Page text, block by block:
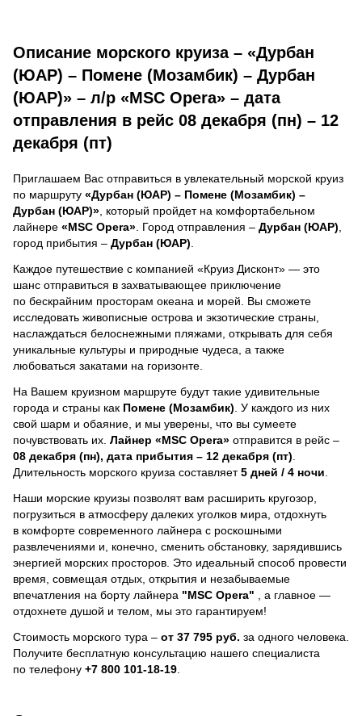
Описание морского круиза – «Дурбан
(ЮАР) – Помене (Мозамбик) – Дурбан
(ЮАР)» – л/р «MSC Opera» – дата
отправления в рейс 08 декабря (пн) – 12
декабря (пт)
Приглашаем Вас отправиться в увлекательный морской круиз
по маршруту «Дурбан (ЮАР) – Помене (Мозамбик) –
Дурбан (ЮАР)» , который пройдет на комфортабельном
лайнере «MSC Opera» . Город отправления – Дурбан (ЮАР)
город прибытия – Дурбан (ЮАР)
Каждое путешествие с компанией «Круиз Дисконт» — это
шанс отправиться в захватывающее приключение
по бескрайним просторам океана и морей. Вы сможете
исследовать живописные острова и экзотические страны,
наслаждаться белоснежными пляжами, открывать для себя
уникальные культуры и природные чудеса, а также
любоваться закатами на горизонте.
На Вашем круизном маршруте будут такие удивительные
города и страны как Помене (Мозамбик) . У каждого из них
свой шарм и обаяние, и мы уверены, что вы сумеете
почувствовать их. Лайнер «MSC Opera» отправится в рейс –
08 декабря (пн), дата прибытия – 12 декабря (пт)
Длительность морского круиза составляет5 дней / 4 ночи
Наши морские круизы позволят вам расширить кругозор,
погрузиться в атмосферу далеких уголков мира, отдохнуть
в комфорте современного лайнера с роскошными
развлечениями и, конечно, сменить обстановку, зарядившись
энергией морских просторов. Это идеальный способ провести
время, совмещая отдых, открытия и незабываемые
впечатления на борту лайнера "MSC Opera"
, a главное —
отдохнете душой и телом, мы это гарантируем!
Стоимость морского тура – от 37 795 руб. за одного человека.
Получите бесплатную консультацию нашего специалиста
по телефону +7 800 101-18-19